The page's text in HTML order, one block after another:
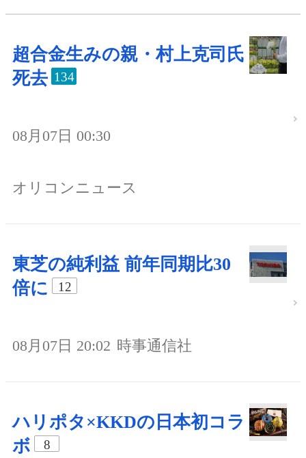
超合金生みの親・村上克司氏
死去 134
08月07日 00:30
オリコンニュース
東芝の純利益 前年同期比30
倍に
12
08月07日 20:02 時事通信社
ハリポタ×KKDの日本初コラ
ボ
8